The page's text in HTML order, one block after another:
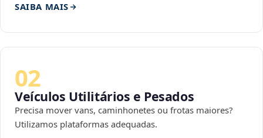
SAIBA MAIS
02
Veículos Utilitários e Pesados
Precisa mover vans, caminhonetes ou frotas maiores?
Utilizamos plataformas adequadas.